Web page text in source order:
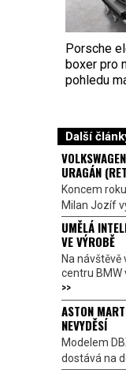
Porsche
boxer pro
pohledu
Další
URAGÁN
Koncem
Milan Jozíf
UMĚLÁ
VE VÝROBĚ
Na
centru BMW
>>
ASTON
NEVYDĚSÍ
Modelem
dostává na